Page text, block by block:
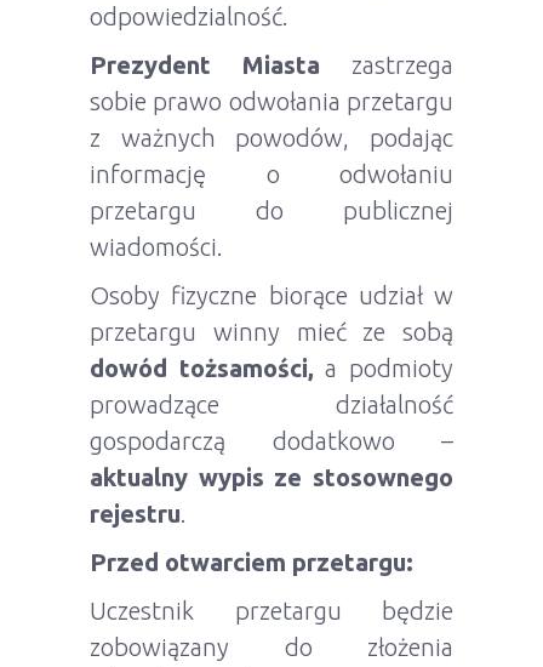
odpowiedzialność.
Prezydent Miasta zastrzega
sobie prawo odwołania przetargu
z ważnych powodów, podając
informację o odwołaniu
przetargu do publicznej
wiadomości.
Osoby fizyczne biorące udział w
przetargu winny mieć ze sobą
dowód tożsamości, a podmioty
prowadzące działalność
gospodarczą dodatkowo –
aktualny wypis ze stosownego
rejestru
Przed otwarciem przetargu:
Uczestnik przetargu będzie
zobowiązany do złożenia